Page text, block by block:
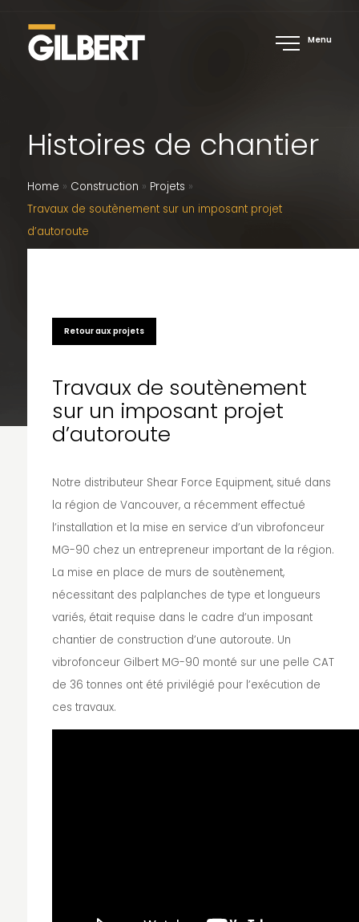
Menu
Histoires de chantier
Home » Construction » Projets »
Travaux de soutènement sur un imposant projet
d’autoroute
Retour aux projets
Travaux de soutènement
sur un imposant projet
d’autoroute
Notre distributeur Shear Force Equipment, situé dans
la région de Vancouver, a récemment effectué
l’installation et la mise en service d’un vibrofonceur
MG-90 chez un entrepreneur important de la région.
La mise en place de murs de soutènement,
nécessitant des palplanches de type et longueurs
variés, était requise dans le cadre d’un imposant
chantier de construction d’une autoroute. Un
vibrofonceur Gilbert MG-90 monté sur une pelle CAT
de 36 tonnes ont été privilégié pour l’exécution de
ces travaux.